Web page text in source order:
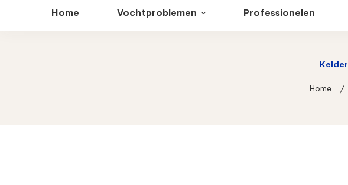
Home Vochtproblemen Professionelen
Home